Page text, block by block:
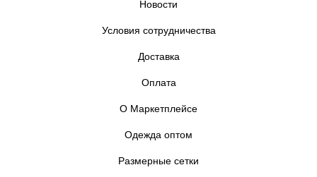
Новости
Условия сотрудничества
Доставка
Оплата
О Маркетплейсе
Одежда оптом
Размерные сетки